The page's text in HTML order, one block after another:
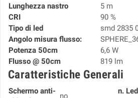
Lunghezza nastro
5 m
CRI
90 %
Tipo di led
smd 2835
Angolo misura flusso:
Potenza 50cm
6,6 W
Flusso @ 50cm
819 lm
Caratteristiche Generali
Schermo anti-
no
n.